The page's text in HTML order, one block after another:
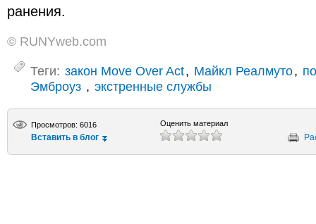
ранения.
© RUNYweb.com
Теги: закон Move Over Act, Майкл Реалмуто,
Эмброуз , экстренные службы
Просмотров: 6016
Вставить в блог
Оценить материал